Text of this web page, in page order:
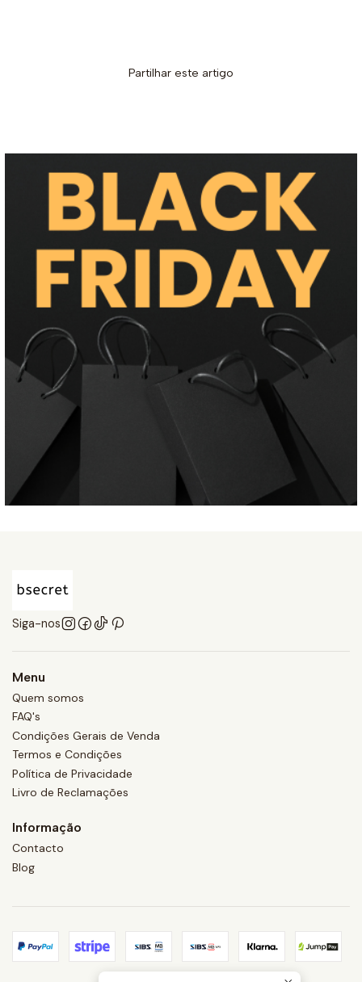
Partilhar este artigo
Siga-nos
Menu
Quem somos
FAQ's
Condições Gerais de Venda
Termos e Condições
Política de Privacidade
Livro de Reclamações
Informação
Contacto
Blog